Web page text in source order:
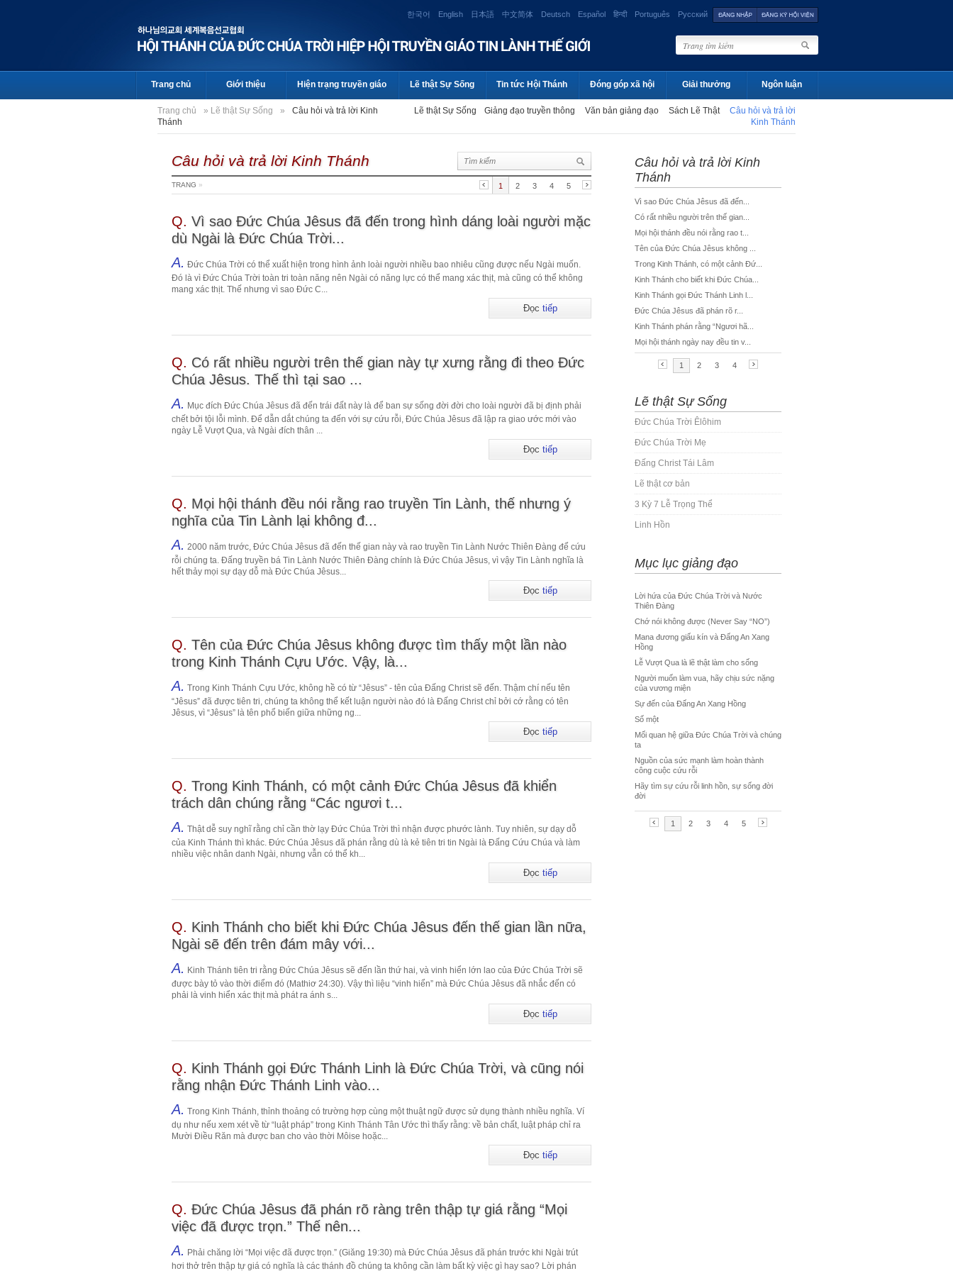
한국어 English 日本語 中文简体 Deutsch Español हिन्दी Português Русский
Trang chủ Giới thiệu Hiện trạng truyền giáo Lẽ thật Sự Sống Tin tức Hội Thánh Đóng góp xã hội Giải thưởng Ngôn luận
Trang chủ » Lẽ thật Sự Sống »
Câu hỏi và trả lời Kinh
Thánh
Lẽ thật Sự Sống Giảng đạo truyền thông Văn bản giảng đạo Sách Lẽ Thật
Câu hỏi và trả lời
Kinh Thánh
Câu hỏi và trả lời Kinh Thánh
TRANG » 1 2 3 4 5
Q. Vì sao Đức Chúa Jêsus đã đến trong hình dáng loài người mặc
dù Ngài là Đức Chúa Trời...
A. Đức Chúa Trời có thể xuất hiện trong hình ảnh loài người nhiều bao nhiêu cũng được nếu Ngài muốn.
Đó là vì Đức Chúa Trời toàn tri toàn năng nên Ngài có năng lực có thể mang xác thịt, mà cũng có thể không
mang xác thịt. Thế nhưng vì sao Đức C...
Đọc tiếp
Q. Có rất nhiều người trên thế gian này tự xưng rằng đi theo Đức
Chúa Jêsus. Thế thì tại sao ...
A. Mục đích Đức Chúa Jêsus đã đến trái đất này là để ban sự sống đời đời cho loài người đã bị định phải
chết bởi tội lỗi mình. Để dẫn dắt chúng ta đến với sự cứu rỗi, Đức Chúa Jêsus đã lập ra giao ước mới vào
ngày Lễ Vượt Qua, và Ngài đích thân ...
Đọc tiếp
Q. Mọi hội thánh đều nói rằng rao truyền Tin Lành, thế nhưng ý
nghĩa của Tin Lành lại không đ...
A. 2000 năm trước, Đức Chúa Jêsus đã đến thế gian này và rao truyền Tin Lành Nước Thiên Đàng để cứu
rỗi chúng ta. Đấng truyền bá Tin Lành Nước Thiên Đàng chính là Đức Chúa Jêsus, vì vậy Tin Lành nghĩa là
hết thảy mọi sự dạy dỗ mà Đức Chúa Jêsus...
Đọc tiếp
Q. Tên của Đức Chúa Jêsus không được tìm thấy một lần nào
trong Kinh Thánh Cựu Ước. Vậy, là...
A. Trong Kinh Thánh Cựu Ước, không hề có từ “Jêsus” - tên của Đấng Christ sẽ đến. Thậm chí nếu tên
“Jêsus” đã được tiên tri, chúng ta không thể kết luận người nào đó là Đấng Christ chỉ bởi cớ rằng có tên
Jêsus, vì “Jêsus” là tên phổ biến giữa những ng...
Đọc tiếp
Q. Trong Kinh Thánh, có một cảnh Đức Chúa Jêsus đã khiển
trách dân chúng rằng “Các ngươi t...
A. Thật dễ suy nghĩ rằng chỉ cần thờ lạy Đức Chúa Trời thì nhận được phước lành. Tuy nhiên, sự dạy dỗ
của Kinh Thánh thì khác. Đức Chúa Jêsus đã phán rằng dù là kẻ tiên tri tin Ngài là Đấng Cứu Chúa và làm
nhiều việc nhân danh Ngài, nhưng vẫn có thể kh...
Đọc tiếp
Q. Kinh Thánh cho biết khi Đức Chúa Jêsus đến thế gian lần nữa,
Ngài sẽ đến trên đám mây với...
A. Kinh Thánh tiên tri rằng Đức Chúa Jêsus sẽ đến lần thứ hai, và vinh hiển lớn lao của Đức Chúa Trời sẽ
được bày tỏ vào thời điểm đó (Mathiơ 24:30). Vậy thì liệu “vinh hiển” mà Đức Chúa Jêsus đã nhắc đến có
phải là vinh hiển xác thịt mà phát ra ánh s...
Đọc tiếp
Q. Kinh Thánh gọi Đức Thánh Linh là Đức Chúa Trời, và cũng nói
rằng nhận Đức Thánh Linh vào...
A. Trong Kinh Thánh, thỉnh thoảng có trường hợp cùng một thuật ngữ được sử dụng thành nhiều nghĩa. Ví
dụ như nếu xem xét về từ “luật pháp” trong Kinh Thánh Tân Ước thì thấy rằng: về bản chất, luật pháp chỉ ra
Mười Điều Răn mà được ban cho vào thời Môise hoặc...
Đọc tiếp
Q. Đức Chúa Jêsus đã phán rõ ràng trên thập tự giá rằng “Mọi
việc đã được trọn.” Thế nên...
A. Phải chăng lời “Mọi việc đã được trọn.” (Giăng 19:30) mà Đức Chúa Jêsus đã phán trước khi Ngài trút
hơi thở trên thập tự giá có nghĩa là các thánh đồ chúng ta không cần làm bất kỳ việc gì hay sao? Lời phán
Lẽ thật Sự Sống
Đức Chúa Trời Êlôhim
Đức Chúa Trời Mẹ
Đấng Christ Tái Lâm
Lẽ thật cơ bản
3 Kỳ 7 Lễ Trọng Thể
Linh Hồn